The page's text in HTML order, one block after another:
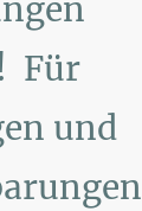
Für
und